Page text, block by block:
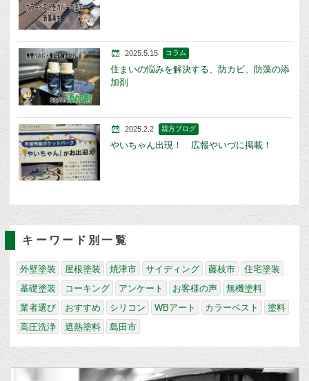
2025.5.15 コラム
住まいの悩みを解決する、防カビ、防藻の添
加剤
2025.2.2 親方ブログ
やいちゃん出現！ 広報やいづに掲載！
キーワード別一覧
外壁塗装 屋根塗装 焼津市 サイディング 藤枝市
住宅塗装
基礎塗装
コーキング アンケート お客様の声
無機塗料
業者選び
おすすめ シリコン WBアート カラーベスト
塗料
高圧洗浄
遮熱塗料 島田市